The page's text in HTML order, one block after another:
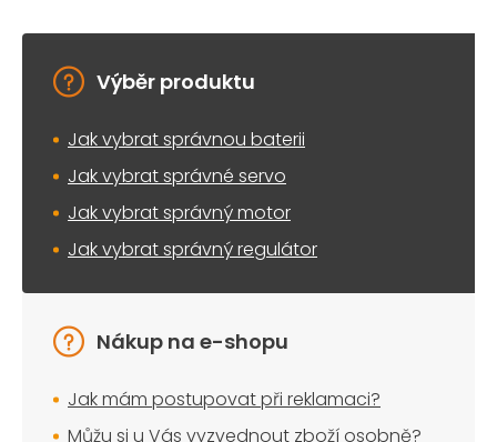
Výběr produktu
Jak vybrat správnou baterii
Jak vybrat správné servo
Jak vybrat správný motor
Jak vybrat správný regulátor
Nákup na e-shopu
Jak mám postupovat při reklamaci?
Můžu si u Vás vyzvednout zboží osobně?